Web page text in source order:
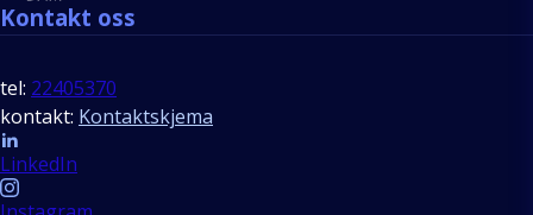
Kontakt oss
tel: 22405370
kontakt: Kontaktskjema
Follow us
LinkedIn